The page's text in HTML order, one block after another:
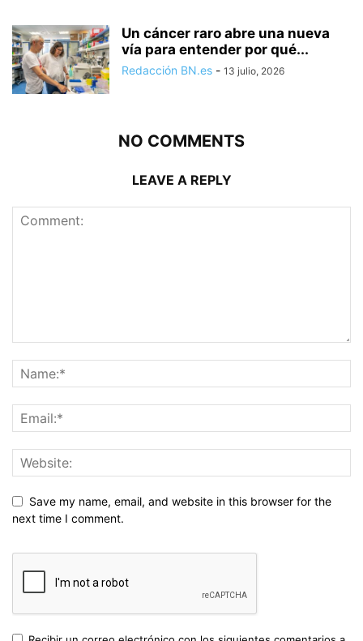
Un cáncer raro abre una nueva
vía para entender por qué...
Redacción BN.es - 13 julio, 2026
NO COMMENTS
LEAVE A REPLY
Save my name, email, and website in this browser for the
next time I comment.